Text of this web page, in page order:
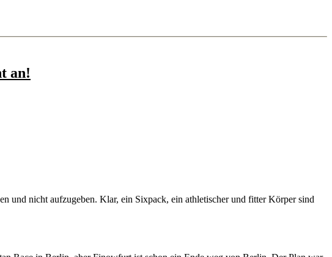
an!
und nicht aufzugeben. Klar, ein Sixpack, ein athletischer und fitter Körper sind